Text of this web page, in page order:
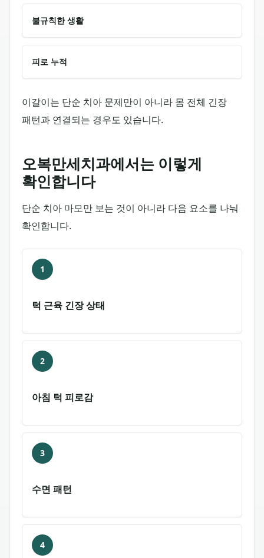
불규칙한 생활
피로 누적
이갈이는 단순 치아 문제만이 아니라 몸 전체 긴장
패턴과 연결되는 경우도 있습니다.
오복만세치과에서는 이렇게
확인합니다
단순 치아 마모만 보는 것이 아니라 다음 요소를 나눠
확인합니다.
1
턱 근육 긴장 상태
2
아침 턱 피로감
3
수면 패턴
4